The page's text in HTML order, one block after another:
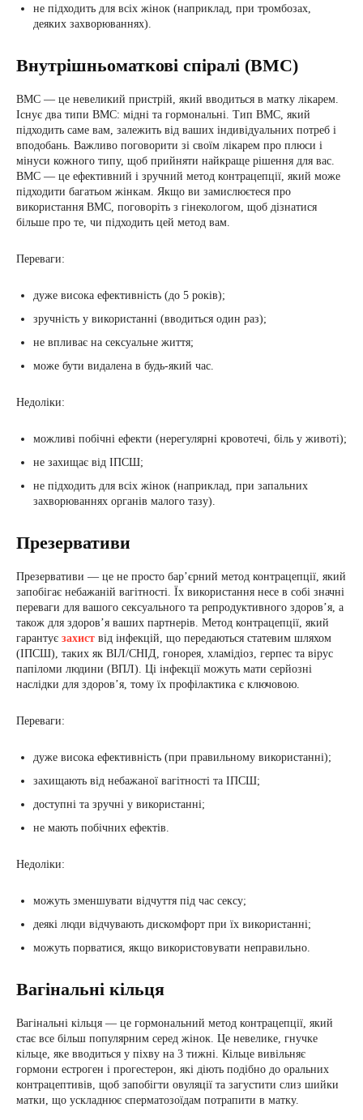
не підходить для всіх жінок (наприклад, при тромбозах,
деяких захворюваннях).
Внутрішньоматкові спіралі (ВМС)
ВМС — це невеликий пристрій, який вводиться в матку лікарем.
Існує два типи ВМС: мідні та гормональні. Тип ВМС, який
підходить саме вам, залежить від ваших індивідуальних потреб і
вподобань. Важливо поговорити зі своїм лікарем про плюси і
мінуси кожного типу, щоб прийняти найкраще рішення для вас.
ВМС — це ефективний і зручний метод контрацепції, який може
підходити багатьом жінкам. Якщо ви замислюєтеся про
використання ВМС, поговоріть з гінекологом, щоб дізнатися
більше про те, чи підходить цей метод вам.
Переваги:
дуже висока ефективність (до 5 років);
зручність у використанні (вводиться один раз);
не впливає на сексуальне життя;
може бути видалена в будь-який час.
Недоліки:
можливі побічні ефекти (нерегулярні кровотечі, біль у животі);
не захищає від ІПСШ;
не підходить для всіх жінок (наприклад, при запальних
захворюваннях органів малого тазу).
Презервативи
Презервативи — це не просто бар’єрний метод контрацепції, який
запобігає небажаній вагітності. Їх використання несе в собі значні
переваги для вашого сексуального та репродуктивного здоров’я, а
також для здоров’я ваших партнерів. Метод контрацепції, який
гарантує захист від інфекцій, що передаються статевим шляхом
(ІПСШ), таких як ВІЛ/СНІД, гонорея, хламідіоз, герпес та вірус
папіломи людини (ВПЛ). Ці інфекції можуть мати серйозні
наслідки для здоров’я, тому їх профілактика є ключовою.
Переваги:
дуже висока ефективність (при правильному використанні);
захищають від небажаної вагітності та ІПСШ;
доступні та зручні у використанні;
не мають побічних ефектів.
Недоліки:
можуть зменшувати відчуття під час сексу;
деякі люди відчувають дискомфорт при їх використанні;
можуть порватися, якщо використовувати неправильно.
Вагінальні кільця
Вагінальні кільця — це гормональний метод контрацепції, який
стає все більш популярним серед жінок. Це невелике, гнучке
кільце, яке вводиться у піхву на 3 тижні. Кільце вивільняє
гормони естроген і прогестерон, які діють подібно до оральних
контрацептивів, щоб запобігти овуляції та загустити слиз шийки
матки, що ускладнює сперматозоїдам потрапити в матку.